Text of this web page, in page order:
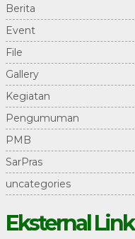
Berita
Event
File
Gallery
Kegiatan
Pengumuman
PMB
SarPras
uncategories
Eksternal Link